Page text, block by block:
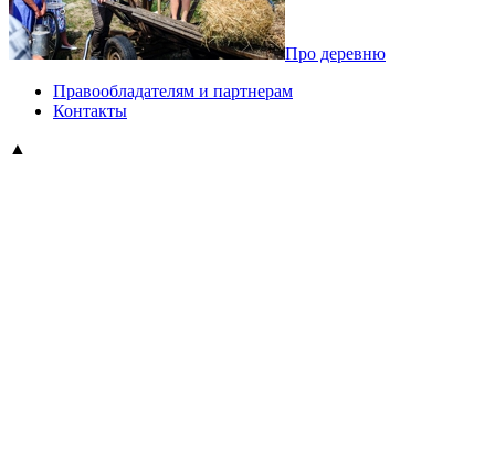
Про деревню
Правообладателям и партнерам
Контакты
▲